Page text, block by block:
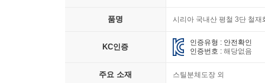
품명 시리아 국내산 평철 3단 철
KC인증
인증유형 : 안전확인
인증번호 :해당없음
주요 소재 스틸분체도장 외